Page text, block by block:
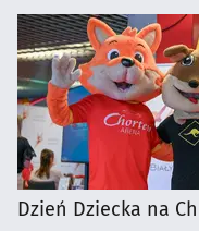
Dzień Dziecka na